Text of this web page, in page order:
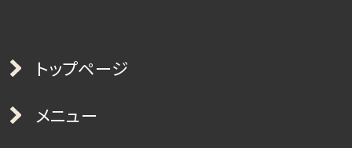
トップページ
メニュー